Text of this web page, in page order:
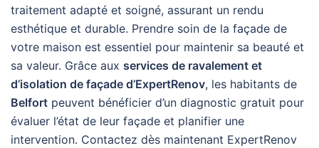
traitement adapté et soigné, assurant un rendu
esthétique et durable. Prendre soin de la façade de
votre maison est essentiel pour maintenir sa beauté et
sa valeur. Grâce aux services de ravalement et
d’isolation de façade d’ExpertRenov, les habitants de
Belfort peuvent bénéficier d’un diagnostic gratuit pour
évaluer l’état de leur façade et planifier une
intervention. Contactez dès maintenant ExpertRenov